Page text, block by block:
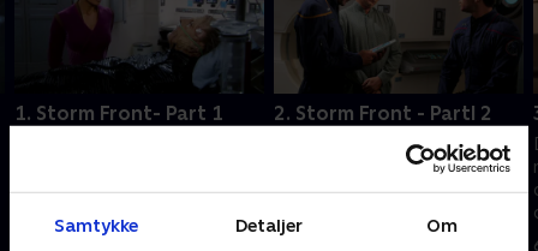
Samtykke Detaljer Om
1. Storm Front- Part 1
Jordens fortid under 2.
2. Storm Front - Partl 2
Med Siliks hjælp jager Archer
den tidsagent, der ændrede
Jordens fortid.
6. oktober 2023 • 41 min